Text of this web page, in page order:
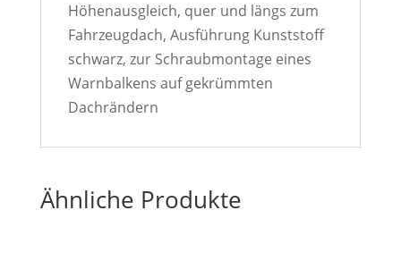
Höhenausgleich, quer und längs zum
Fahrzeugdach, Ausführung Kunststoff
schwarz, zur Schraubmontage eines
Warnbalkens auf gekrümmten
Dachrändern
Ähnliche Produkte